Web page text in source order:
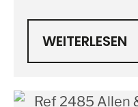
WEITERLESEN